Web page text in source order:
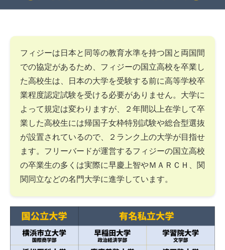
フィジーは日本と同等の教育水準を持つ国と両国間
での協定があるため、フィジーの国立高校を卒業し
た高校生は、日本の大学を受験する前に高等学校卒
業程度認定試験を受ける必要がありません。大学に
よって規定は変わりますが、２年間以上在学して卒
業した高校生には帰国子女枠特別試験や総合型選抜
が設置されているので、２ランク上の大学が目指せ
ます。フリーバードが運営するフィジーの国立高校
の卒業生の多くは実際に早慶上智やＭＡＲＣＨ、関
関同立などの名門大学に進学しています。